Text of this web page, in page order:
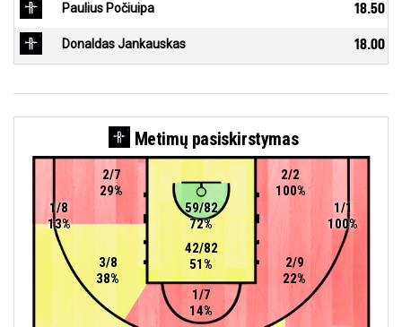
Paulius Počiuipa 18.50
Donaldas Jankauskas 18.00
Metimų pasiskirstymas
1/7
14%
42/82
51%
59/82
72%
2/9
22%
1/8
13%
3/8
38%
2/7
29%
2/2
100%
1/1
100%